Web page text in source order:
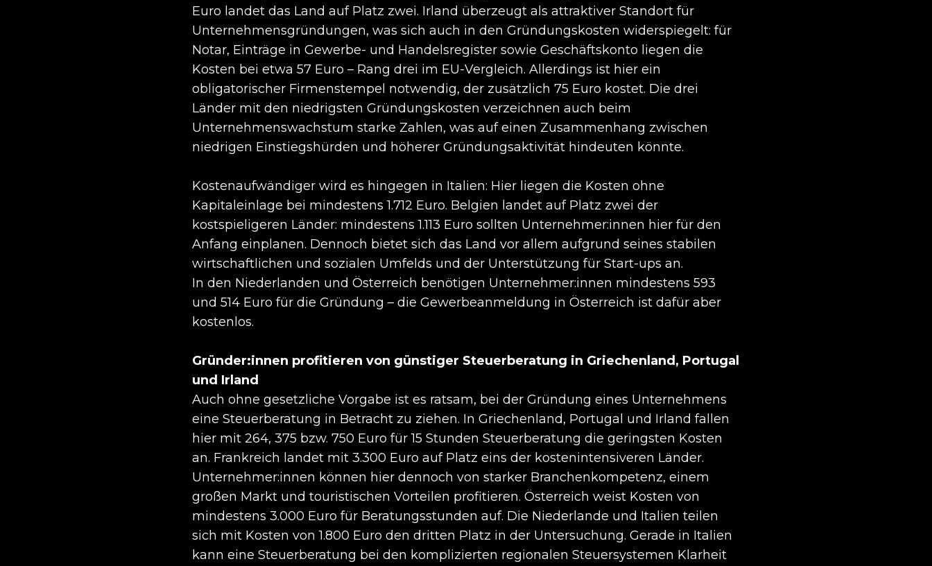
Euro landet das Land auf Platz zwei. Irland überzeugt als attraktiver Standort für
Unternehmensgründungen, was sich auch in den Gründungskosten widerspiegelt: für
Notar, Einträge in Gewerbe- und Handelsregister sowie Geschäftskonto liegen die
Kosten bei etwa 57 Euro – Rang drei im EU-Vergleich. Allerdings ist hier ein
obligatorischer Firmenstempel notwendig, der zusätzlich 75 Euro kostet. Die drei
Länder mit den niedrigsten Gründungskosten verzeichnen auch beim
Unternehmenswachstum starke Zahlen, was auf einen Zusammenhang zwischen
niedrigen Einstiegshürden und höherer Gründungsaktivität hindeuten könnte.
Kostenaufwändiger wird es hingegen in Italien: Hier liegen die Kosten ohne
Kapitaleinlage bei mindestens 1.712 Euro. Belgien landet auf Platz zwei der
kostspieligeren Länder: mindestens 1.113 Euro sollten Unternehmer:innen hier für den
Anfang einplanen. Dennoch bietet sich das Land vor allem aufgrund seines stabilen
wirtschaftlichen und sozialen Umfelds und der Unterstützung für Start-ups an.
In den Niederlanden und Österreich benötigen Unternehmer:innen mindestens 593
und 514 Euro für die Gründung – die Gewerbeanmeldung in Österreich ist dafür aber
kostenlos.
Gründer:innen profitieren von günstiger Steuerberatung in Griechenland, Portugal
und Irland
Auch ohne gesetzliche Vorgabe ist es ratsam, bei der Gründung eines Unternehmens
eine Steuerberatung in Betracht zu ziehen. In Griechenland, Portugal und Irland fallen
hier mit 264, 375 bzw. 750 Euro für 15 Stunden Steuerberatung die geringsten Kosten
an. Frankreich landet mit 3.300 Euro auf Platz eins der kostenintensiveren Länder.
Unternehmer:innen können hier dennoch von starker Branchenkompetenz, einem
großen Markt und touristischen Vorteilen profitieren. Österreich weist Kosten von
mindestens 3.000 Euro für Beratungsstunden auf. Die Niederlande und Italien teilen
sich mit Kosten von 1.800 Euro den dritten Platz in der Untersuchung. Gerade in Italien
kann eine Steuerberatung bei den komplizierten regionalen Steuersystemen Klarheit